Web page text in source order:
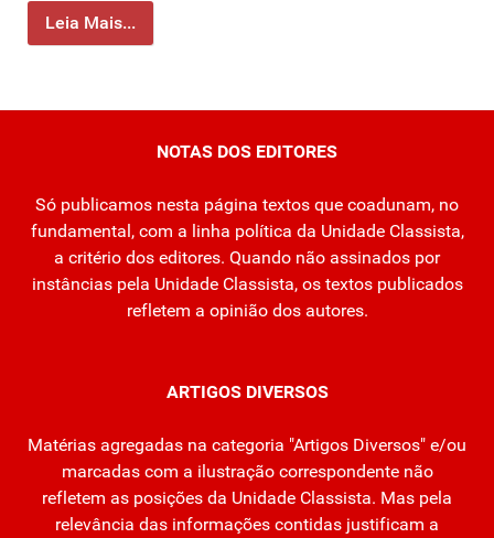
Leia Mais...
NOTAS DOS EDITORES
Só publicamos nesta página textos que coadunam, no
fundamental, com a linha política da Unidade Classista,
a critério dos editores. Quando não assinados por
instâncias pela Unidade Classista, os textos publicados
refletem a opinião dos autores.
ARTIGOS DIVERSOS
Matérias agregadas na categoria "Artigos Diversos" e/ou
marcadas com a ilustração correspondente não
refletem as posições da Unidade Classista. Mas pela
relevância das informações contidas justificam a